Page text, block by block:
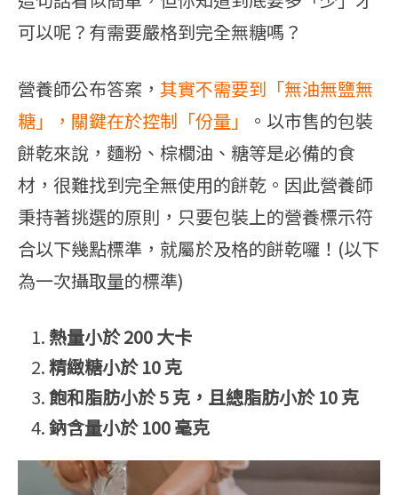
可以呢？有需要嚴格到完全無糖嗎？
營養師公布答案， 其實不需要到「無油無鹽無
糖」，關鍵在於控制「份量」
。以市售的包裝
餅乾來說，麵粉、棕櫚油、糖等是必備的食
材，很難找到完全無使用的餅乾。因此營養師
秉持著挑選的原則，只要包裝上的營養標示符
合以下幾點標準，就屬於及格的餅乾囉！(以下
為一次攝取量的標準)
熱量小於 200 大卡
精緻糖小於 10 克
飽和脂肪小於 5 克，且總脂肪小於 10 克
鈉含量小於 100 毫克